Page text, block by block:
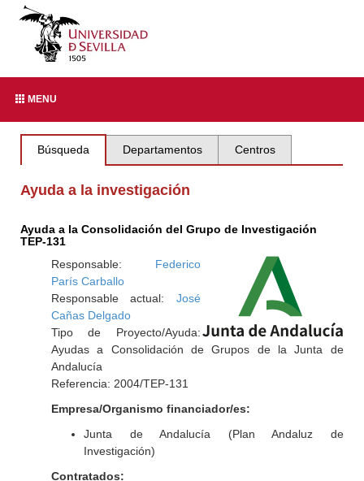
MENU
Búsqueda Departamentos Centros
Ayuda a la investigación
Ayuda a la Consolidación del Grupo de Investigación
TEP-131
Responsable: Federico
París Carballo
Responsable actual: José
Cañas Delgado
Tipo de Proyecto/Ayuda:
Ayudas a Consolidación de Grupos de la Junta de
Andalucía
Referencia: 2004/TEP-131
Empresa/Organismo financiador/es:
Junta de Andalucía (Plan Andaluz de
Investigación)
Contratados: